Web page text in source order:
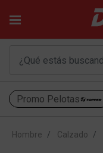
Promo Pelotas
Hombre Calzado